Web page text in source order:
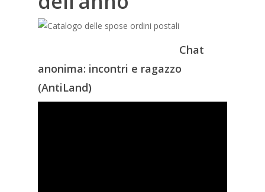
Chat
anonima: incontri e ragazzo
(AntiLand)